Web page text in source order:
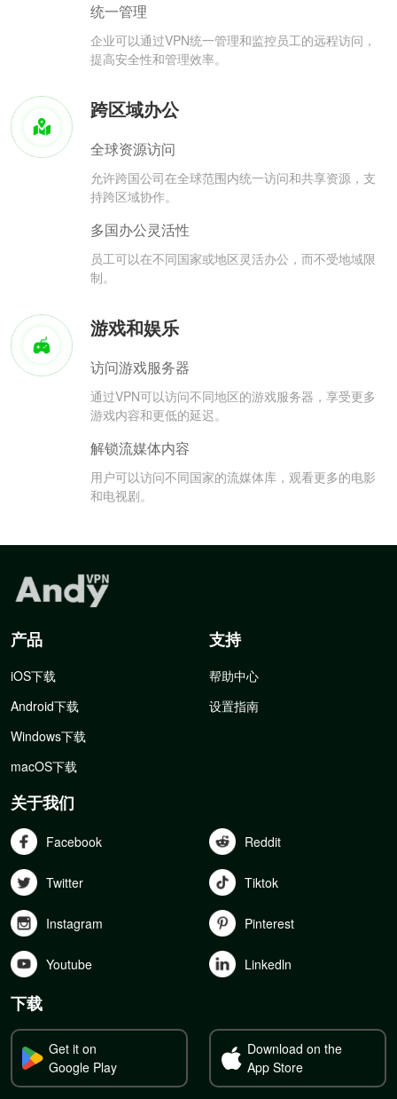
统一管理
企业可以通过VPN统一管理和监控员工的远程访问，
提高安全性和管理效率。
跨区域办公
全球资源访问
允许跨国公司在全球范围内统一访问和共享资源，支
持跨区域协作。
多国办公灵活性
员工可以在不同国家或地区灵活办公，而不受地域限
制。
游戏和娱乐
访问游戏服务器
通过VPN可以访问不同地区的游戏服务器，享受更多
游戏内容和更低的延迟。
解锁流媒体内容
用户可以访问不同国家的流媒体库，观看更多的电影
和电视剧。
产品
iOS下载
Android下载
Windows下载
macOS下载
支持
帮助中心
设置指南
关于我们
Facebook Reddit
Twitter Tiktok
Instagram Pinterest
Youtube Linkedln
下载
Get it on
Google Play
Download on the
App Store